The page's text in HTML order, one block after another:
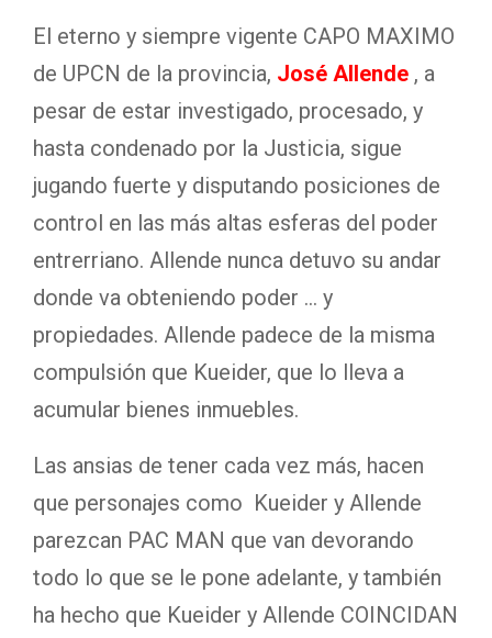
El eterno y siempre vigente CAPO MAXIMO
de UPCN de la provincia, José Allende , a
pesar de estar investigado, procesado, y
hasta condenado por la Justicia, sigue
jugando fuerte y disputando posiciones de
control en las más altas esferas del poder
entrerriano. Allende nunca detuvo su andar
donde va obteniendo poder … y
propiedades. Allende padece de la misma
compulsión que Kueider, que lo lleva a
acumular bienes inmuebles.
Las ansias de tener cada vez más, hacen
que personajes como Kueider y Allende
parezcan PAC MAN que van devorando
todo lo que se le pone adelante, y también
ha hecho que Kueider y Allende COINCIDAN